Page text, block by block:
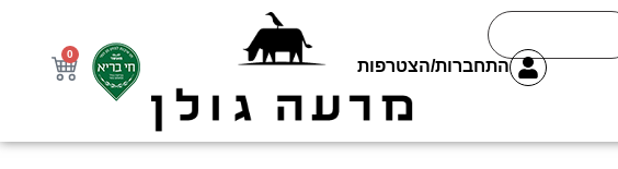
התחברות/הצטרפות
0